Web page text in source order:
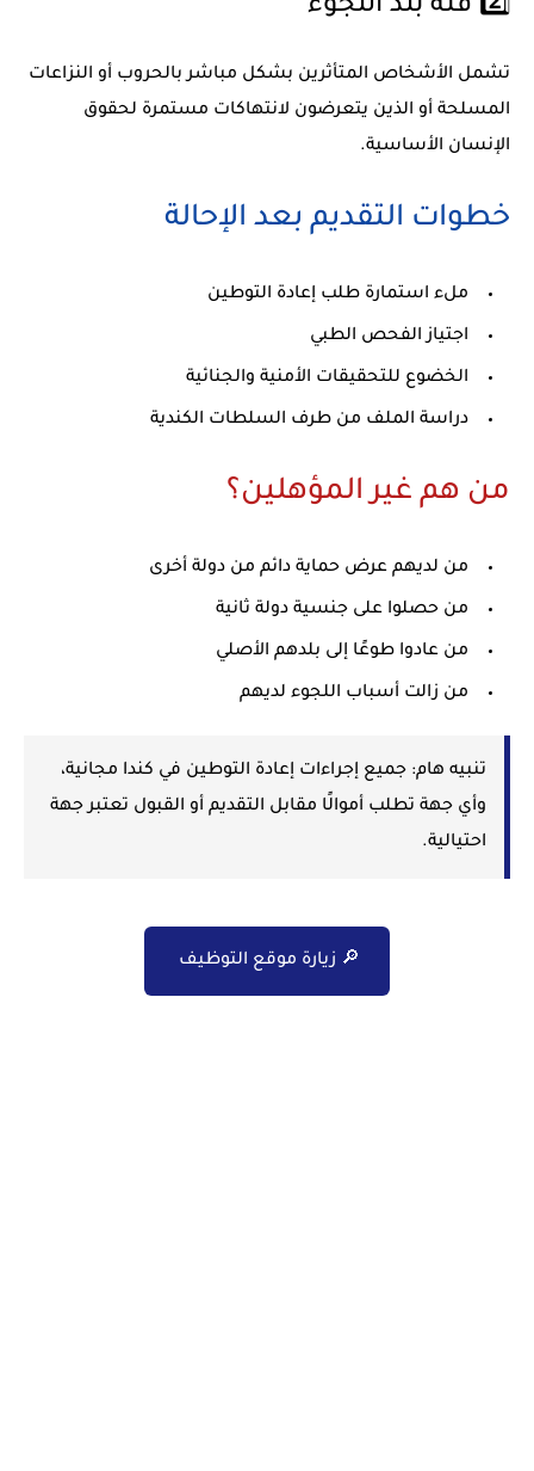
2️⃣ فئة بلد اللجوء
تشمل الأشخاص المتأثرين بشكل مباشر بالحروب أو النزاعات
المسلحة أو الذين يتعرضون لانتهاكات مستمرة لحقوق
الإنسان الأساسية.
خطوات التقديم بعد الإحالة
ملء استمارة طلب إعادة التوطين
اجتياز الفحص الطبي
الخضوع للتحقيقات الأمنية والجنائية
دراسة الملف من طرف السلطات الكندية
من هم غير المؤهلين؟
من لديهم عرض حماية دائم من دولة أخرى
من حصلوا على جنسية دولة ثانية
من عادوا طوعًا إلى بلدهم الأصلي
من زالت أسباب اللجوء لديهم
تنبيه هام: جميع إجراءات إعادة التوطين في كندا مجانية،
وأي جهة تطلب أموالًا مقابل التقديم أو القبول تعتبر جهة
احتيالية.
🔎 زيارة موقع التوظيف